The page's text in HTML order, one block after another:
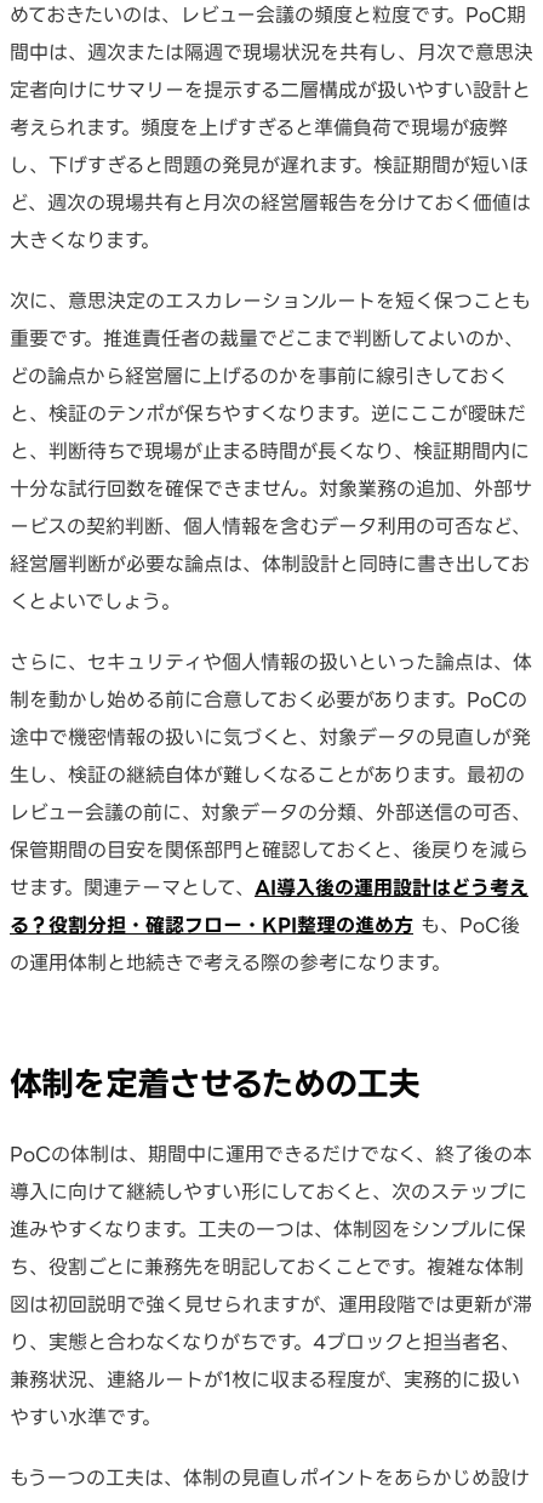
めておきたいのは、レビュー会議の頻度と粒度です。PoC期
間中は、週次または隔週で現場状況を共有し、月次で意思決
定者向けにサマリーを提示する二層構成が扱いやすい設計と
考えられます。頻度を上げすぎると準備負荷で現場が疲弊
し、下げすぎると問題の発見が遅れます。検証期間が短いほ
ど、週次の現場共有と月次の経営層報告を分けておく価値は
大きくなります。
次に、意思決定のエスカレーションルートを短く保つことも
重要です。推進責任者の裁量でどこまで判断してよいのか、
どの論点から経営層に上げるのかを事前に線引きしておく
と、検証のテンポが保ちやすくなります。逆にここが曖昧だ
と、判断待ちで現場が止まる時間が長くなり、検証期間内に
十分な試行回数を確保できません。対象業務の追加、外部サ
ービスの契約判断、個人情報を含むデータ利用の可否など、
経営層判断が必要な論点は、体制設計と同時に書き出してお
くとよいでしょう。
さらに、セキュリティや個人情報の扱いといった論点は、体
制を動かし始める前に合意しておく必要があります。PoCの
途中で機密情報の扱いに気づくと、対象データの見直しが発
生し、検証の継続自体が難しくなることがあります。最初の
レビュー会議の前に、対象データの分類、外部送信の可否、
保管期間の目安を関係部門と確認しておくと、後戻りを減ら
せます。関連テーマとして、 AI導入後の運用設計はどう考え
る？役割分担・確認フロー・KPI整理の進め方 も、PoC後
の運用体制と地続きで考える際の参考になります。
体制を定着させるための工夫
PoCの体制は、期間中に運用できるだけでなく、終了後の本
導入に向けて継続しやすい形にしておくと、次のステップに
進みやすくなります。工夫の一つは、体制図をシンプルに保
ち、役割ごとに兼務先を明記しておくことです。複雑な体制
図は初回説明で強く見せられますが、運用段階では更新が滞
り、実態と合わなくなりがちです。4ブロックと担当者名、
兼務状況、連絡ルートが1枚に収まる程度が、実務的に扱い
やすい水準です。
もう一つの工夫は、体制の見直しポイントをあらかじめ設け